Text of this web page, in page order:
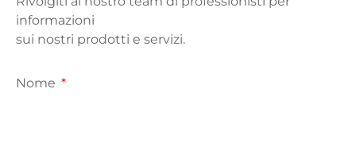
informazioni
sui nostri prodotti e servizi.
Nome